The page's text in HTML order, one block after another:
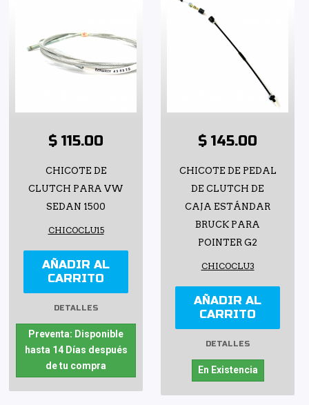
$ 115.00
CHICOTE DE
CLUTCH PARA VW
SEDAN 1500
CHICOCLU15
AÑADIR AL
CARRITO
DETALLES
Preventa: Disponible
hasta 14 Días después
de tu compra
$ 145.00
CHICOTE DE PEDAL
DE CLUTCH DE
CAJA ESTÁNDAR
BRUCK PARA
POINTER G2
CHICOCLU3
AÑADIR AL
CARRITO
DETALLES
En Existencia